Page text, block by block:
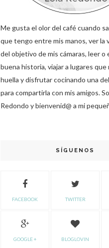
Me gusta el olor del café cuando
que tengo entre mis manos, ver la
del objetivo de mis cámaras, leer o
buena historia, viajar a lugares que
huella y disfrutar cocinando una
para compartirla con mis amigos.
Redondo y bienvenid@ a mi
SÍGUENOS
FACEBOOK TWITTER
GOOGLE + BLOGLOVIN